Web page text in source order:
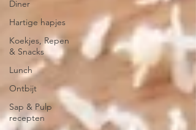
Diner
Hartige hapjes
Koekjes, Repen
& Snacks
Lunch
Ontbijt
Sap & Pulp
recepten